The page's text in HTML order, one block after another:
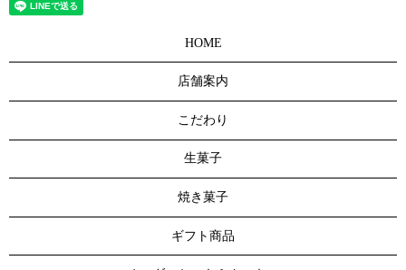
HOME
店舗案内
こだわり
生菓子
焼き菓子
ギフト商品